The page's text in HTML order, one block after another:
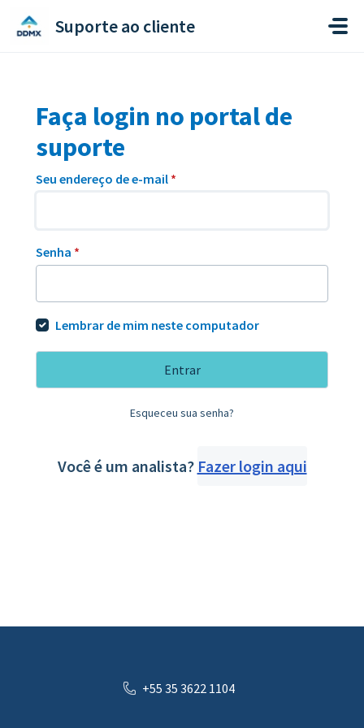
Suporte ao cliente
Faça login no portal de
suporte
Seu endereço de e-mail *
Senha *
Lembrar de mim neste computador
Entrar
Esqueceu sua senha?
Você é um analista? Fazer login aqui
+55 35 3622 1104